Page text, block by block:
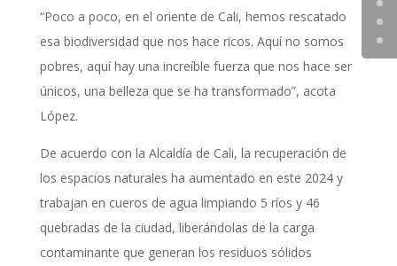
“Poco a poco, en el oriente de Cali, hemos rescatado
esa biodiversidad que nos hace ricos. Aquí no somos
pobres, aquí hay una increíble fuerza que nos hace ser
únicos, una belleza que se ha transformado”, acota
López.
De acuerdo con la Alcaldía de Cali, la recuperación de
los espacios naturales ha aumentado en este 2024 y
trabajan en cueros de agua limpiando 5 ríos y 46
quebradas de la ciudad, liberándolas de la carga
contaminante que generan los residuos sólidos